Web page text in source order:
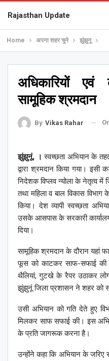
Rajasthan Update
Home अपना शहर चुने झुंझुनू
अधिकारियों एवं
सामूहिक श्रमदान
By Vikas Rahar
झुंझुनूं, । स्वच्छता अभियान के तहत
द्वारा श्रमदान किया गया। इसी
निदेशक विप्लव न्योला के नेतृत्व में
तथा महिला व बाल विकास
किया। देश व्यापी स्वच्छता
उसके आसपास के सरकारी
दिया।
सामूहिक श्रमदान के दौरान यहां
फूस को काटकर साफ-सफाई
थैलियां, गुटखे के रैपर उठाकर
झुंझुनूं जिला प्रशासन ने शहर को
उसी अभियान को गति देते हुए
मिलकर साफ सफाई की। इस
के प्रति जागरूक करना है।
उन्होंने कहा कि अभियान के जरिए